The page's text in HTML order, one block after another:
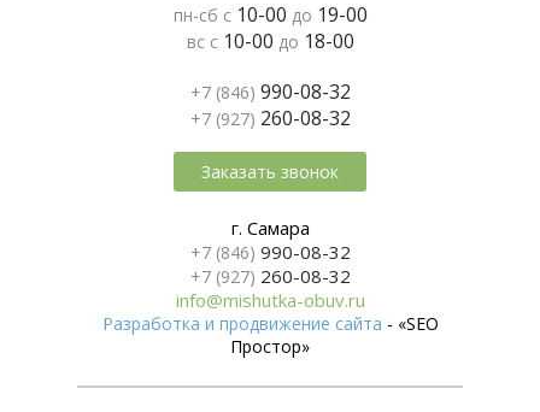
пн-сб с 10-00 до 19-00
вс с 10-00 до 18-00
+7 (846) 990-08-32
+7 (927) 260-08-32
Заказать звонок
г. Самара
+7 (846) 990-08-32
+7 (927) 260-08-32
info@mishutka-obuv.ru
Разработка и продвижение сайта - «SEO
Простор»